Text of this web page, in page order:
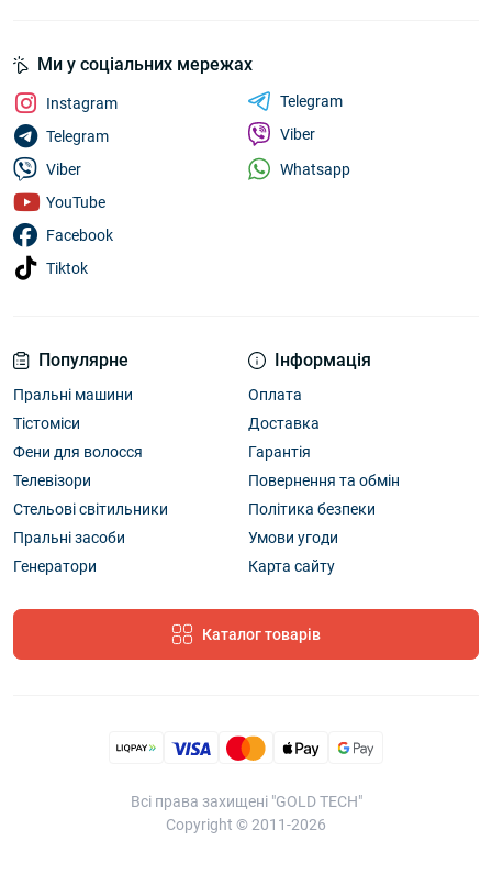
Популярне
Пральні машини
Тістоміси
Фени для волосся
Телевізори
Стельові світильники
Пральні засоби
Генератори
Інформація
Оплата
Доставка
Гарантія
Повернення та обмін
Політика безпеки
Умови угоди
Карта сайту
Каталог товарів
Ми у соціальних мережах
Instagram
Telegram
Viber
YouTube
Facebook
Tiktok
Telegram
Viber
Whatsapp
Всі права захищені "GOLD TECH"
Copyright © 2011-2026